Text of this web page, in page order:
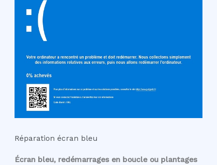
Réparation écran bleu
Écran bleu, redémarrages en boucle ou plantages